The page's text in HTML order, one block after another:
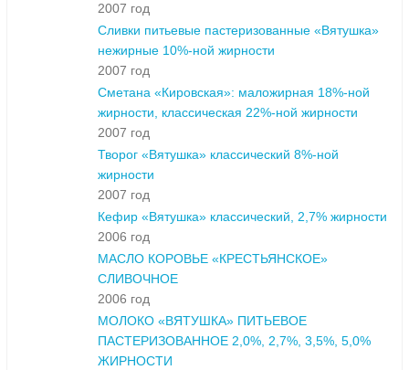
2007 год
Сливки питьевые пастеризованные «Вятушка»
нежирные 10%-ной жирности
2007 год
Сметана «Кировская»: маложирная 18%-ной
жирности, классическая 22%-ной жирности
2007 год
Творог «Вятушка» классический 8%-ной
жирности
2007 год
Кефир «Вятушка» классический, 2,7% жирности
2006 год
МАСЛО КОРОВЬЕ «КРЕСТЬЯНСКОЕ»
СЛИВОЧНОЕ
2006 год
МОЛОКО «ВЯТУШКА» ПИТЬЕВОЕ
ПАСТЕРИЗОВАННОЕ 2,0%, 2,7%, 3,5%, 5,0%
ЖИРНОСТИ